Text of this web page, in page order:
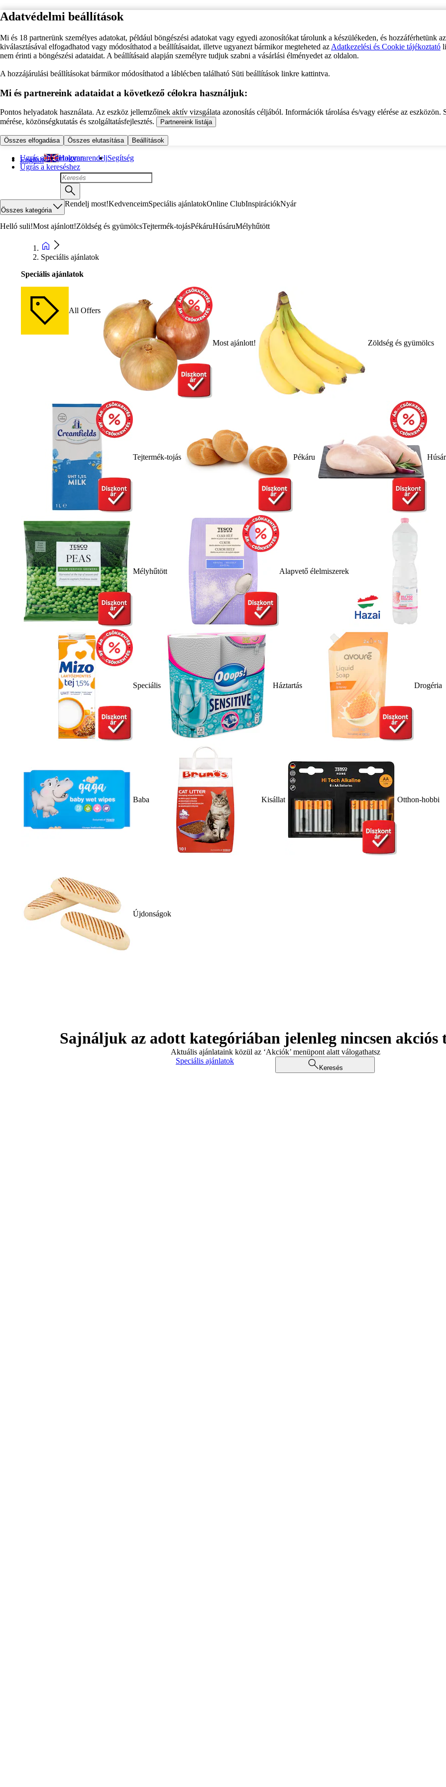
Adatvédelmi beállítások
Mi és 18 partnerünk személyes adatokat, például böngészési adatokat vagy egyedi azonosítókat tárolunk a készülékeden, és hozzáférhetünk
kiválasztásával elfogadhatod vagy módosíthatod a beállításaidat, illetve ugyanezt bármikor megteheted az Adatkezelési és Cookie tájékoztató
nem érinti a böngészési adataidat. A beállításaid alapján személyre tudjuk szabni a vásárlási élményedet az oldalon.
A hozzájárulási beállításokat bármikor módosíthatod a láblécben található Süti beállítások linkre kattintva.
Mi és partnereink adataidat a következő célokra használjuk:
Pontos helyadatok használata. Az eszköz jellemzőinek aktív vizsgálata azonosítás céljából. Információk tárolása és/vagy elérése az eszközön.
mérése, közönségkutatás és szolgáltatásfejlesztés.
Partnereink listája
Összes elfogadása Összes elutasítása Beállítások
Ugrás a fő tartalomra
Ugrás a kereséshez
English Hogyan rendeljSegítség
Összes kategória
Rendelj most!KedvenceimSpeciális ajánlatokOnline ClubInspirációkNyár
Helló suli!Most ajánlott!Zöldség és gyümölcsTejtermék-tojásPékáruHúsáruMélyhűtött
Speciális ajánlatok
Speciális ajánlatok
All Offers
Most ajánlott! Zöldség és gyümölcs
Tejtermék-tojás Pékáru
Mélyhűtött Alapvető élelmiszerek
Speciális Háztartás Drogéria
Baba Kisállat Otthon-hobbi
Újdonságok
Sajnáljuk az adott kategóriában jelenleg nincsen akciós
Aktuális ajánlataink közül az ‘Akciók’ menüpont alatt válogathatsz
Speciális ajánlatok
Keresés